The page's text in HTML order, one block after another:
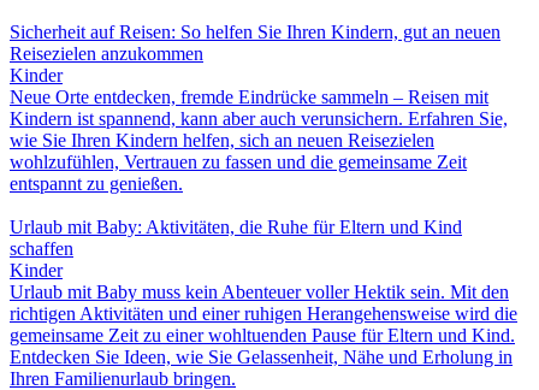
Sicherheit auf Reisen: So helfen Sie Ihren Kindern, gut an neuen
Reisezielen anzukommen
Kinder
Neue Orte entdecken, fremde Eindrücke sammeln – Reisen mit
Kindern ist spannend, kann aber auch verunsichern. Erfahren Sie,
wie Sie Ihren Kindern helfen, sich an neuen Reisezielen
wohlzufühlen, Vertrauen zu fassen und die gemeinsame Zeit
entspannt zu genießen.
Urlaub mit Baby: Aktivitäten, die Ruhe für Eltern und Kind
schaffen
Kinder
Urlaub mit Baby muss kein Abenteuer voller Hektik sein. Mit den
richtigen Aktivitäten und einer ruhigen Herangehensweise wird die
gemeinsame Zeit zu einer wohltuenden Pause für Eltern und Kind.
Entdecken Sie Ideen, wie Sie Gelassenheit, Nähe und Erholung in
Ihren Familienurlaub bringen.